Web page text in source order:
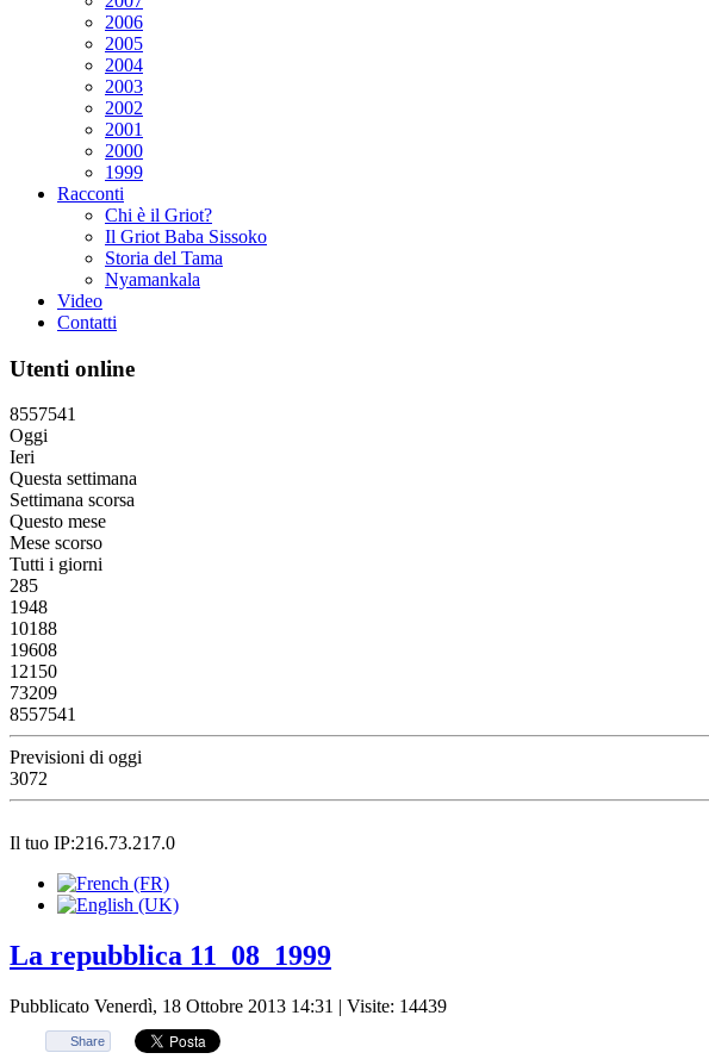
2006
2005
2004
2003
2002
2001
2000
1999
Racconti
Chi è il Griot?
Il Griot Baba Sissoko
Storia del Tama
Nyamankala
Video
Contatti
Utenti online
8557541
Oggi
Ieri
Questa settimana
Settimana scorsa
Questo mese
Mese scorso
Tutti i giorni
285
1948
10188
19608
12150
73209
8557541
Previsioni di oggi
3072
Il tuo IP:216.73.217.0
La repubblica 11_08_1999
Pubblicato Venerdì, 18 Ottobre 2013 14:31 | Visite: 14439
Share